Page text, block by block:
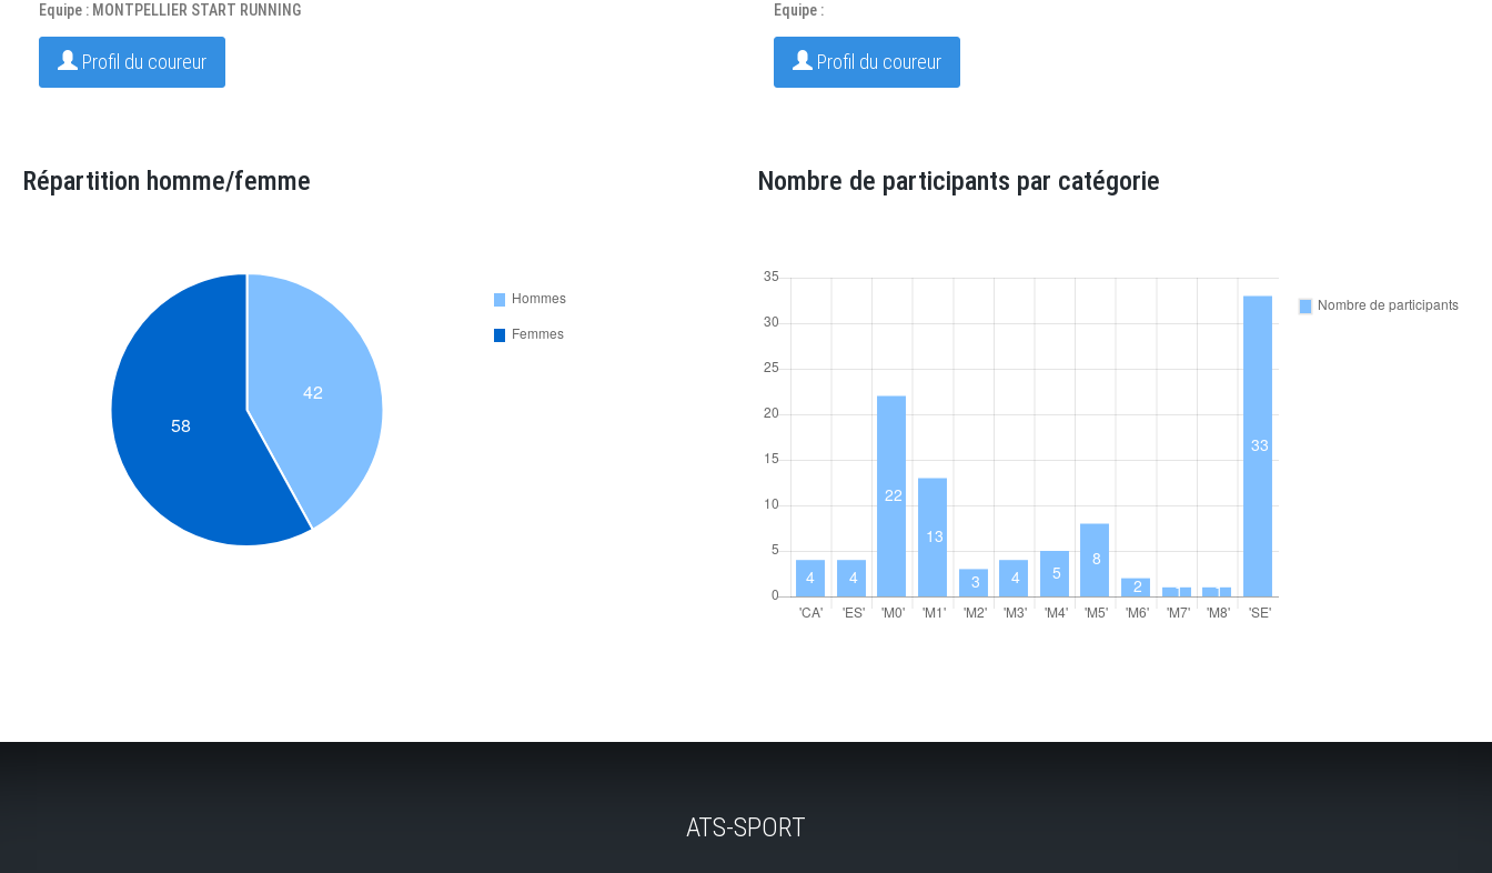
Equipe : MONTPELLIER START RUNNING
Profil du coureur
Equipe :
Profil du coureur
Répartition homme/femme Nombre de participants par catégorie
ATS-SPORT